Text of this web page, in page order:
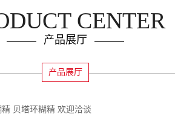
CENTER
产品展厅
产品展厅
贝塔环糊精 欢迎洽谈